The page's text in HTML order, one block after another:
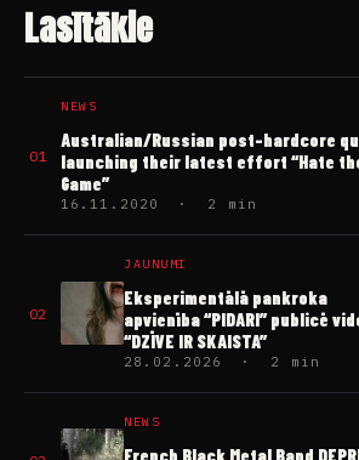
Lasītākie
01
NEWS
Australian/Russian post-hardcore
launching their latest effort “Hate
Game”
16.11.2020 · 2 min
02
JAUNUMI
Eksperimentālā pankroka
apvienība “PIDARI” publicē
“DZĪVE IR SKAISTA”
28.02.2026 · 2 min
NEWS
French Black Metal Band